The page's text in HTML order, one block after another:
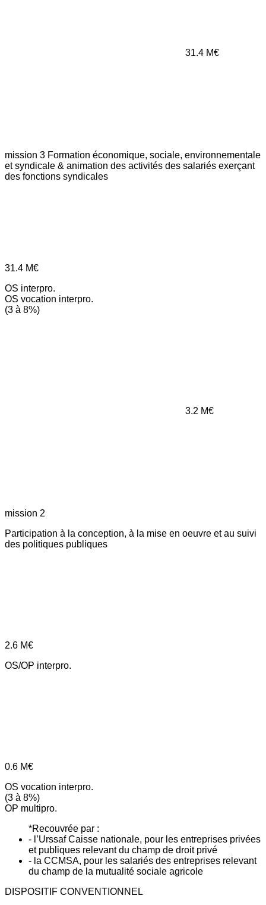
31.4 M€
mission 3 Formation économique, sociale, environnementale
et syndicale & animation des activités des salariés exerçant
des fonctions syndicales
31.4 M€
OS interpro.
OS vocation interpro.
(3 à 8%)
3.2 M€
mission 2
Participation à la conception, à la mise en oeuvre et au suivi
des politiques publiques
2.6 M€
OS/OP interpro.
0.6 M€
OS vocation interpro.
(3 à 8%)
OP multipro.
*Recouvrée par :
- l’Urssaf Caisse nationale, pour les entreprises privées
et publiques relevant du champ de droit privé
- la CCMSA, pour les salariés des entreprises relevant
du champ de la mutualité sociale agricole
DISPOSITIF CONVENTIONNEL